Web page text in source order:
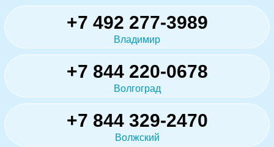
+7 492 277-3989
Владимир
+7 844 220-0678
Волгоград
+7 844 329-2470
Волжский